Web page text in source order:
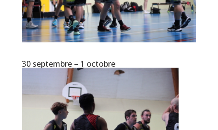
30 septembre – 1 octobre